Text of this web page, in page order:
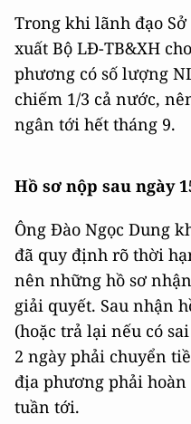
Trong khi lãnh đạo Sở
xuất Bộ LĐ-TB&XH
phương có số lượng
chiếm 1/3 cả nước,
ngân tới hết tháng 9.
Hồ sơ nộp sau ngày
Ông Đào Ngọc Dung
đã quy định rõ thời
nên những hồ sơ
giải quyết. Sau nhận
(hoặc trả lại nếu có
2 ngày phải chuyển
địa phương phải
tuần tới.